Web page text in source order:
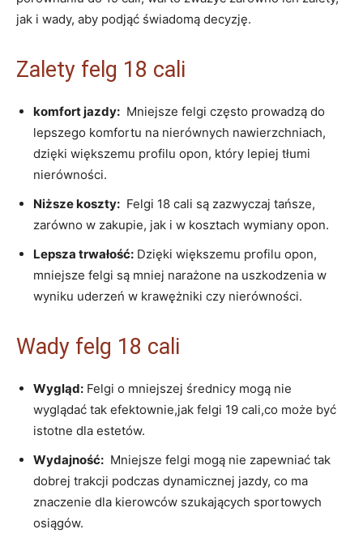
jak i wady, aby podjąć‌ świadomą decyzję.
Zalety ⁢felg 18 ‍cali
komfort ⁣jazdy: ​ Mniejsze felgi​ często prowadzą ‍do ​
lepszego komfortu na nierównych nawierzchniach, ​
dzięki ​większemu profilu opon, który‌ lepiej tłumi
nierówności.
Niższe‍ koszty: ⁢ Felgi 18 cali⁣ są ⁢zazwyczaj⁣ tańsze,
zarówno w zakupie,⁤ jak i w kosztach wymiany opon.
Lepsza ‍trwałość: Dzięki większemu profilu opon,
mniejsze felgi są mniej narażone⁣ na uszkodzenia w
wyniku uderzeń ⁣w krawężniki czy nierówności.
Wady felg 18 cali
Wygląd: ⁤Felgi o mniejszej średnicy mogą nie
wyglądać tak efektownie,jak felgi 19 cali,co może ​być
‌istotne ⁤dla estetów.
Wydajność: ‌ Mniejsze felgi mogą nie zapewniać‌ tak
dobrej ⁣trakcji podczas dynamicznej jazdy, co​ ma
‌znaczenie‍ dla kierowców‌ szukających sportowych
‍osiągów.